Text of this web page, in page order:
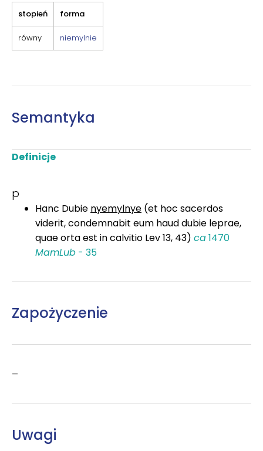
stopień forma
równy niemylnie
Semantyka
Definicje
p
Hanc Dubie nyemylnye (et hoc sacerdos
viderit, condemnabit eum haud dubie leprae,
quae orta est in calvitio Lev 13, 43) ca1470
MamLub - 35
Zapożyczenie
–
Uwagi